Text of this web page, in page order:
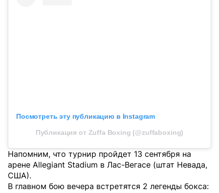
Посмотреть эту публикацию в Instagram
Публикация от Zuffa Boxing (@zuffaboxing)
Напомним, что турнир пройдет 13 сентября на
арене Allegiant Stadium в Лас-Вегасе (штат Невада,
США).
В главном бою вечера встретятся 2 легенды бокса: